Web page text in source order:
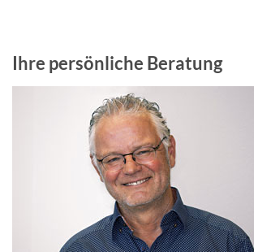
Ihre persönliche Beratung